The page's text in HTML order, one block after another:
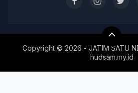
Copyright © 2026 - JATIM SATU
hudsam.my.id